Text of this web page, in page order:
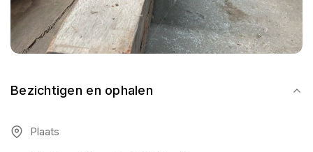
Bezichtigen en ophalen
Plaats